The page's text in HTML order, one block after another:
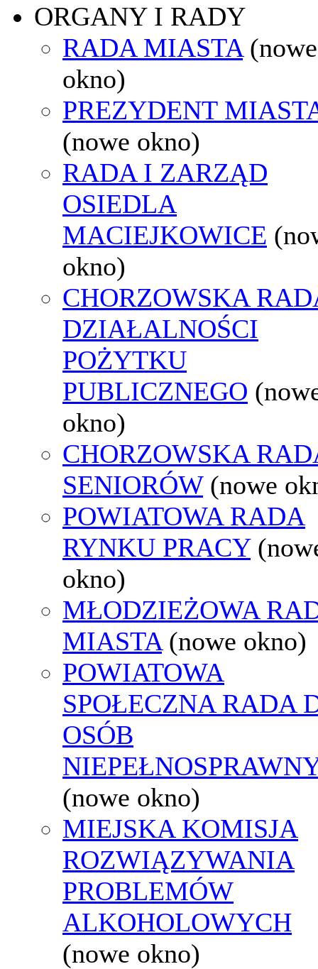
ORGANY I RADY
RADA MIASTA (nowe
okno)
PREZYDENT
(nowe okno)
RADA I ZARZĄD
OSIEDLA
MACIEJKOWICE
okno)
CHORZOWSKA
DZIAŁALNOŚCI
POŻYTKU
PUBLICZNEGO
okno)
CHORZOWSKA
SENIORÓW (nowe
POWIATOWA RADA
RYNKU PRACY
okno)
MŁODZIEŻOWA
MIASTA (nowe okno)
POWIATOWA
SPOŁECZNA RADA
OSÓB
(nowe okno)
MIEJSKA KOMISJA
ROZWIĄZYWANIA
PROBLEMÓW
ALKOHOLOWYCH
(nowe okno)